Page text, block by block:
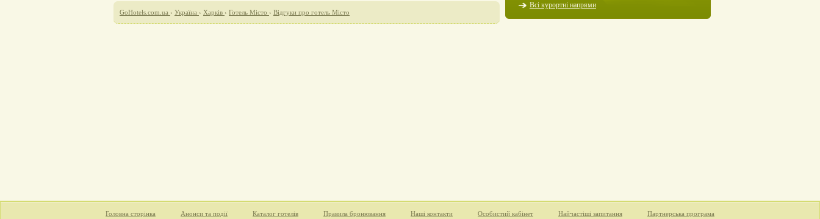
GoHotels.com.ua › Україна › Харків › Готель Місто › Відгуки про готель Місто
Всі курортні напрями
Головна сторінка Анонси та події Каталог готелів Правила бронювання Наші контакти Особистий кабінет Найчастіші запитання Партнерська програма